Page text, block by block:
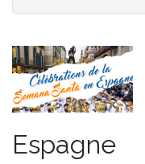
Espagne